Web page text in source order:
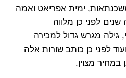
ימית אפריאט ואמה
לפני כן מלווה
גילה מגרש גדול למכירה
לפני כן כותב שורות אלה
מצוין.